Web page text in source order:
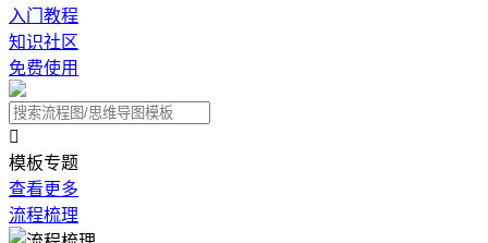
入门教程
知识社区
免费使用

模板专题
查看更多
流程梳理